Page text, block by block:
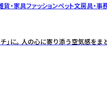
貨・家具ファッションペット文房具・事
」に。 人の心に寄り添う空気感を